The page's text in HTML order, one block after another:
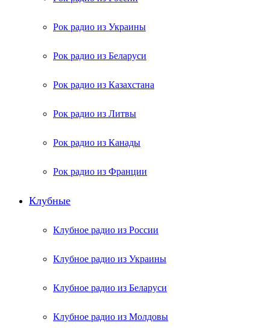
Рок радио из Украины
Рок радио из Беларуси
Рок радио из Казахстана
Рок радио из Литвы
Рок радио из Канады
Рок радио из Франции
Клубные
Клубное радио из России
Клубное радио из Украины
Клубное радио из Беларуси
Клубное радио из Молдовы